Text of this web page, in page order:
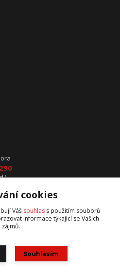
cookies
Váš souhlas s použitím souborů
informace týkající se Vašich
zájmů.
Souhlasím